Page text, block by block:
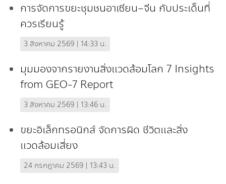
การจัดการขยะชุมชนอาเซียน–จีน กับประเด็นที่
ควรเรียนรู้
3 สิงหาคม 2569 | 14:33 น.
มุมมองจากรายงานสิ่งแวดล้อมโลก 7 Insights
from GEO-7 Report
3 สิงหาคม 2569 | 13:46 น.
ขยะอิเล็กทรอนิกส์ จัดการผิด ชีวิตและสิ่ง
แวดล้อมเสี่ยง
24 กรกฎาคม 2569 | 13:43 น.